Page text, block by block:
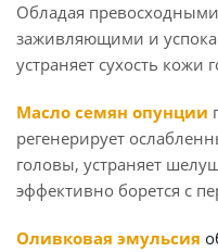
Обладая
заживляющими и
устраняет сухость кожи
Масло семян опунции
регенерирует
головы, устраняет
эффективно борется с
Оливковая эмульсия о